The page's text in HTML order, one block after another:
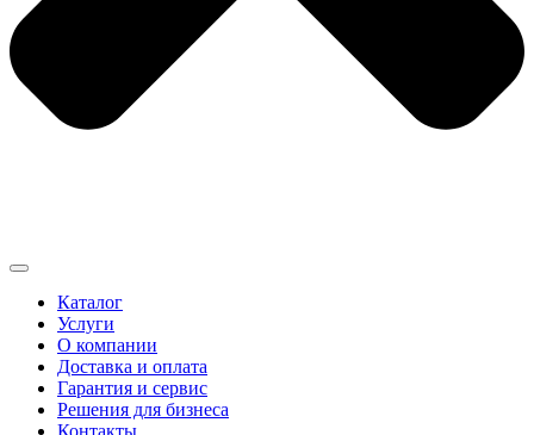
Каталог
Услуги
О компании
Доставка и оплата
Гарантия и сервис
Решения для бизнеса